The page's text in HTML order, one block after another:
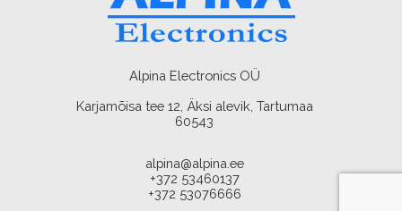
Alpina Electronics OÜ
Karjamõisa tee 12, Äksi alevik, Tartumaa
60543
alpina@alpina.ee
+372 53460137
+372 53076666